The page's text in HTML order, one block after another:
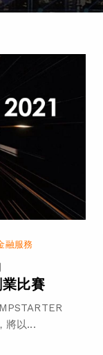
融服務
比賽
將以...